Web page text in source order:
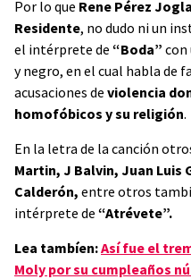
Por lo que Rene Pérez
Residente, no dudo ni un
el intérprete de “Boda” con
y negro, en el cual habla de
acusaciones de violencia
homofóbicos y su religión.
En la letra de la canción
Martin, J Balvin, Juan Luis
Calderón, entre otros
intérprete de “Atrévete”.
Lea tambíen:Así fue el
Moly por su cumpleaños